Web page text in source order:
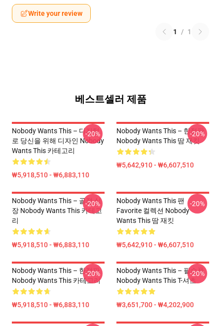
Write your review
1 / 1
베스트셀러 제품
Nobody Wants This – 디지털
로 당신을 위해 디자인 Nobody
Wants This 카테고리
₩5,918,510 - ₩6,883,110
-20%
Nobody Wants This – 한정판
Nobody Wants This 땀 재킷
₩5,642,910 - ₩6,607,510
-20%
Nobody Wants This – 골절 심
장 Nobody Wants This 카테고
리
₩5,918,510 - ₩6,883,110
-20%
Nobody Wants This 팬
Favorite 컬렉션 Nobody
Wants This 땀 재킷
₩5,642,910 - ₩6,607,510
-20%
Nobody Wants This – 한정판
Nobody Wants This 카테고리
₩5,918,510 - ₩6,883,110
-20%
Nobody Wants This – 필수품
Nobody Wants This T-셔츠
₩3,651,700 - ₩4,202,900
-20%